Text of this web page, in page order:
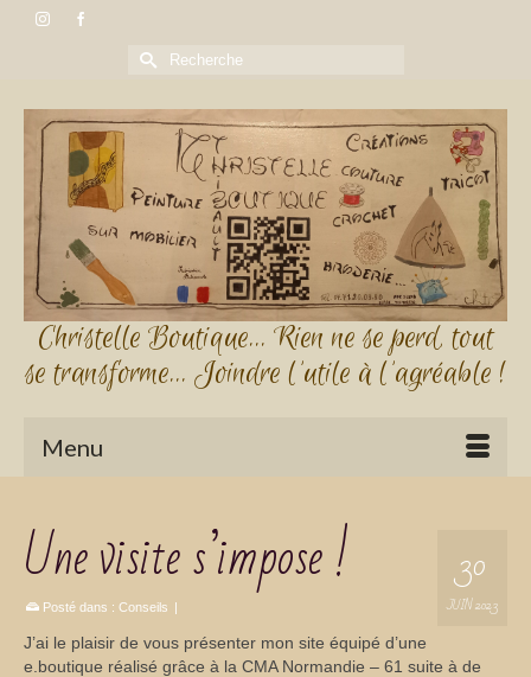
Rechercher :
Christelle Boutique... Rien ne se perd, tout
se transforme... Joindre l'utile à l'agréable !
Menu
30
JUIN 2023
Une visite s’impose !
Posté dans : Conseils |
J’ai le plaisir de vous présenter mon site équipé d’une
e.boutique réalisé grâce à la CMA Normandie – 61 suite à de